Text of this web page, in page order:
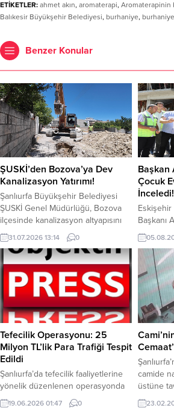
ETİKETLER: ahmet akın, aromaterapi, Aromaterapinin
Balıkesir Büyükşehir Belediyesi, burhaniye,
Benzer Konular
ŞUSKİ’den Bozova’ya Dev
Kanalizasyon Yatırımı!
Şanlıurfa Büyükşehir Belediyesi
ŞUSKİ Genel Müdürlüğü, Bozova
ilçesinde kanalizasyon altyapısını
güçlendirmeye yönelik yatırımlarını
aralıksız sürdürüyor. Hayata
geçirilen çalışmalarla ilçenin altyapı
kapasitesinin artırılması,
vatandaşlara daha sağlıklı, güvenli
ve sürdürülebilir hizmet sunulması
hedefleniyor. Kent merkezi ve tüm
ilçelerde altyapı yatırımlarına hız
Genel Müdürlüğü, Bozova’da
yürüttüğü kanalizasyon hattı
çalışmalarıyla...
31.07.2026 13:14 0
Başkan
Çocuk
İnceledi!
Başkanı
temeli
inşaat
bulundu.
Başkan
Muhtarı
mahalle
Tefecilik Operasyonu: 25
Milyon TL’lik Para Trafiği Tespit
Edildi
Şanlıurfa’da tefecilik faaliyetlerine
yönelik düzenlenen operasyonda
gözaltına alınan 12 şüpheliden 6’sı
19.06.2026 01:47 0
camide
üstüne